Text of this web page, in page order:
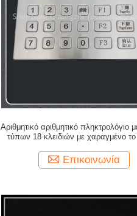
Αριθμητικό αριθμητικό πληκτρολόγιο
τύπων 18 κλειδιών με χαραγμένο το
Επικοινωνία